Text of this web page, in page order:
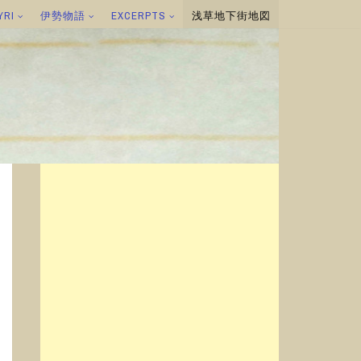
伊勢物語 EXCERPTS 浅草地下街地図